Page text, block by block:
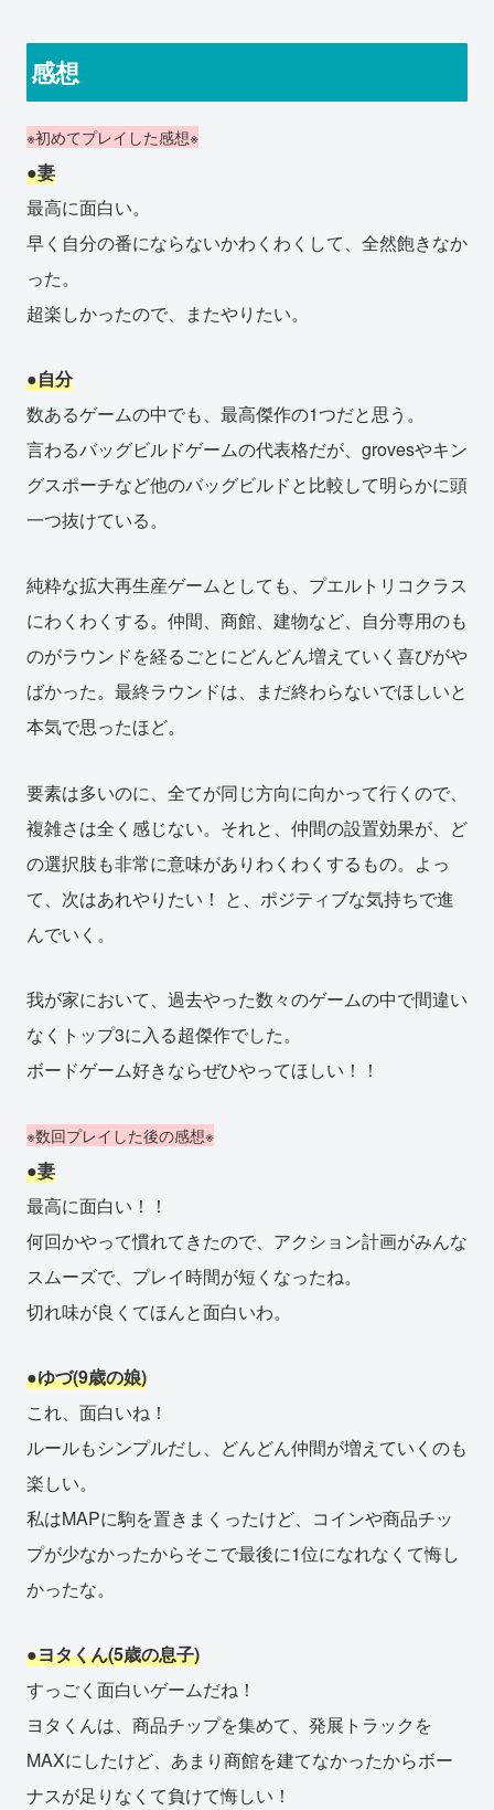
感想
※初めてプレイした感想※
●妻
最高に面白い。
早く自分の番にならないかわくわくして、全然飽きなか
った。
超楽しかったので、またやりたい。
●自分
数あるゲームの中でも、最高傑作の1つだと思う。
言わるバッグビルドゲームの代表格だが、grovesやキン
グスポーチなど他のバッグビルドと比較して明らかに頭
一つ抜けている。
純粋な拡大再生産ゲームとしても、プエルトリコクラス
にわくわくする。仲間、商館、建物など、自分専用のも
のがラウンドを経るごとにどんどん増えていく喜びがや
ばかった。最終ラウンドは、まだ終わらないでほしいと
本気で思ったほど。
要素は多いのに、全てが同じ方向に向かって行くので、
複雑さは全く感じない。それと、仲間の設置効果が、ど
の選択肢も非常に意味がありわくわくするもの。よっ
て、次はあれやりたい！ と、ポジティブな気持ちで進
んでいく。
我が家において、過去やった数々のゲームの中で間違い
なくトップ3に入る超傑作でした。
ボードゲーム好きならぜひやってほしい！！
※数回プレイした後の感想※
●妻
最高に面白い！！
何回かやって慣れてきたので、アクション計画がみんな
スムーズで、プレイ時間が短くなったね。
切れ味が良くてほんと面白いわ。
●ゆづ(9歳の娘)
これ、面白いね！
ルールもシンプルだし、どんどん仲間が増えていくのも
楽しい。
私はMAPに駒を置きまくったけど、コインや商品チッ
プが少なかったからそこで最後に1位になれなくて悔し
かったな。
●ヨタくん(5歳の息子)
すっごく面白いゲームだね！
ヨタくんは、商品チップを集めて、発展トラックを
MAXにしたけど、あまり商館を建てなかったからボー
ナスが足りなくて負けて悔しい！